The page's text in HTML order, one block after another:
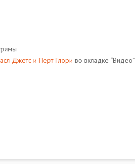
Джетс и Перт Глори во вкладке “Видео”